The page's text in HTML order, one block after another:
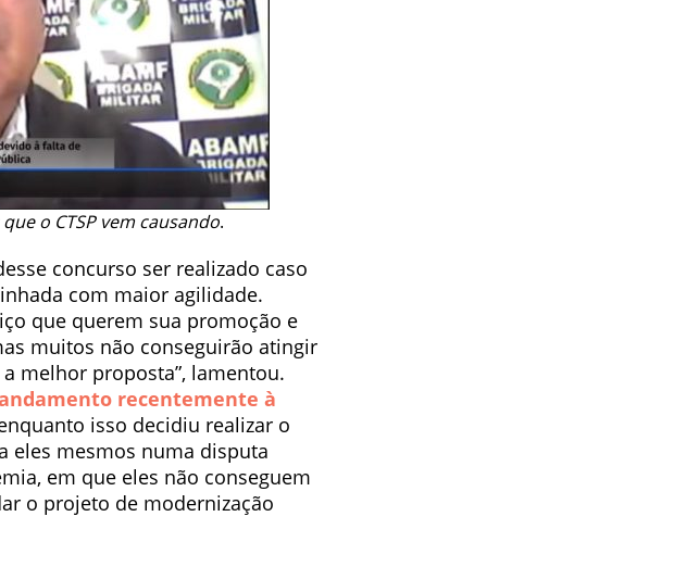
o CTSP vem causando.
concurso ser realizado caso
com maior agilidade.
que querem sua promoção e
muitos não conseguirão atingir
melhor proposta”, lamentou.
recentemente à
isso decidiu realizar o
eles mesmos numa disputa
em que eles não conseguem
o projeto de modernização